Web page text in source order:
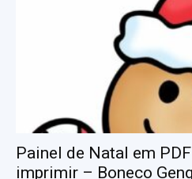
Painel de Natal em
imprimir – Boneco